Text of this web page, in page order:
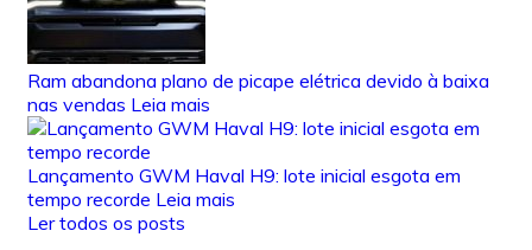
Ram abandona plano de picape elétrica devido à baixa
nas vendas Leia mais
Lançamento GWM Haval H9: lote inicial esgota em
tempo recorde Leia mais
Ler todos os posts